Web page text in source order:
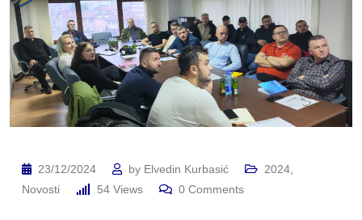
23/12/2024 by Elvedin Kurbasić 2024
Novosti
54 Views 0 Comments